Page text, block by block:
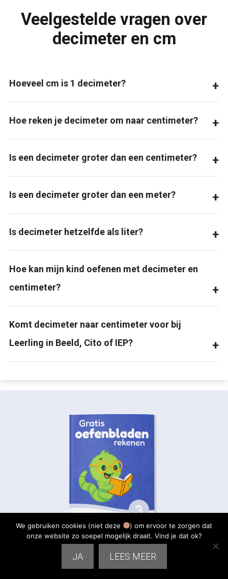
Veelgestelde vragen over
decimeter en cm
Hoeveel cm is 1 decimeter?
Hoe reken je decimeter om naar centimeter?
Is een decimeter groter dan een centimeter?
Is een decimeter groter dan een meter?
Is decimeter hetzelfde als liter?
Hoe kan mijn kind oefenen met decimeter en
centimeter?
Komt decimeter naar centimeter voor bij
Leerling in Beeld, Cito of IEP?
We gebruiken cookies (niet deze
) om ervoor te zorgen dat
onze website zo soepel mogelijk draait. Vind je dat ok?
JA LEES MEER